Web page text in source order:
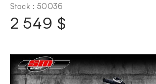
Stock : 50036
2 549 $